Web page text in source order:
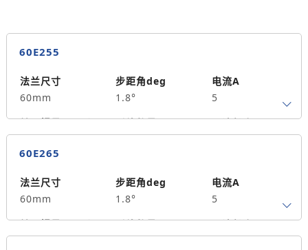
60E255
法兰尺寸
60mm
步距角deg
1.8°
电流A
5
转子惯量g.cm²
4
引线数量
55
马达长度mm
1.5
490
60E265
法兰尺寸
60mm
步距角deg
1.8°
电流A
5
转子惯量g.cm²
4
引线数量
65
马达长度mm
2